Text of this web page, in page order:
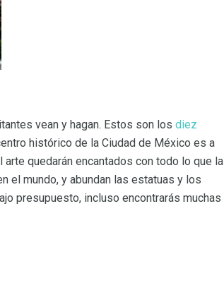
vean y hagan. Estos son los diez
histórico de la Ciudad de México es a
quedarán encantados con todo lo que la
el mundo, y abundan las estatuas y los
presupuesto, incluso encontrarás muchas